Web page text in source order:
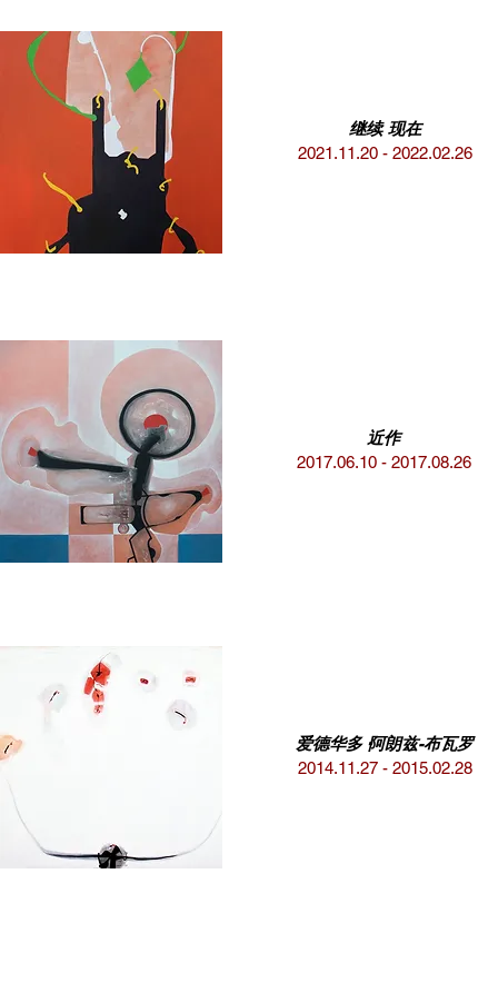
继续 现在
2021.11.20 - 2022.02.26
近作
2017.06.10 - 2017.08.26
爱德华多·阿朗兹-布瓦罗
2014.11.27 - 2015.02.28